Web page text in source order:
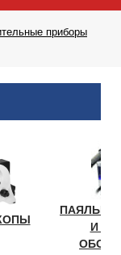
приборы
И